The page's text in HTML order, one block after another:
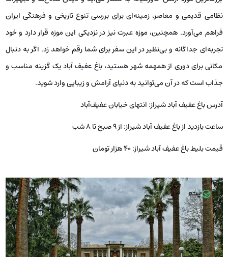
نظامی قدیمی و معاصر، زمینه‌ای برای بررسی تنوع تاریخی و فرهنگی ایران
فراهم می‌آورد. همچنین، موزه عبرت نیز در نزدیکی این موزه قرار دارد و خود
تجربه‌ای جداگانه و بی‌نظیر در این سفر برای شما رقم خواهد زد. اگر به دنبال
مکانی برای دوری از همهمه شهر هستید، باغ عفیف آباد یک گزینه مناسب و
جذاب است که در آن می‌توانید به دنیای آرامش و زیبایی وارد شوید.
آدرس باغ عفیف آباد شیراز: انتهای خیابان عفیف‌آباد
ساعت بازدید از باغ عفیف آباد شیراز: از ۹ صبح تا ۸ شب
قیمت بلیط باغ عفیف آباد شیراز: ۴۰ هزار تومان